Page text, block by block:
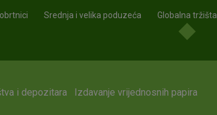
Srednja i velika poduzeća Globalna tržišta
i depozitara Izdavanje vrijednosnih papira